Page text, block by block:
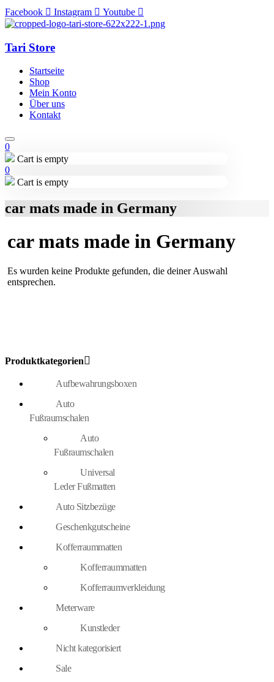
Facebook Instagram Youtube
Tari Store
Startseite
Shop
Mein Konto
Über uns
Kontakt
0
Cart is empty
0
Cart is empty
car mats made in Germany
car mats made in Germany
Es wurden keine Produkte gefunden, die deiner Auswahl
entsprechen.
Produktkategorien
Aufbewahrungsboxen
Auto
Fußraumschalen
Auto
Fußraumschalen
Universal
Leder Fußmatten
Auto Sitzbezüge
Geschenkgutscheine
Kofferraummatten
Kofferraummatten
Kofferraumverkleidung
Meterware
Kunstleder
Nicht kategorisiert
Sale